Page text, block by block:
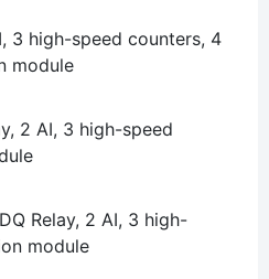
3 high-speed counters, 4
module
2 AI, 3 high-speed
Relay, 2 AI, 3 high-
module